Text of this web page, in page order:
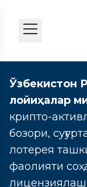
Ўзбекистон
лойиҳалар
крипто-
бозори,
лотерея
фаолияти
лицензиялаш